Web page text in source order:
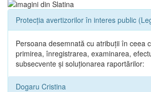
Protecția avertizorilor în interes public
Persoana desemnată cu atribuții în ceea
primirea, înregistrarea, examinarea,
subsecvente și soluționarea raportărilor:
Dogaru Cristina